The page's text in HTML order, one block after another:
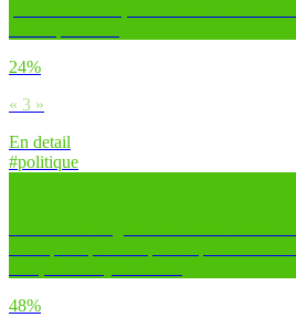
24%
« 3 »
En detail
#politique
48%